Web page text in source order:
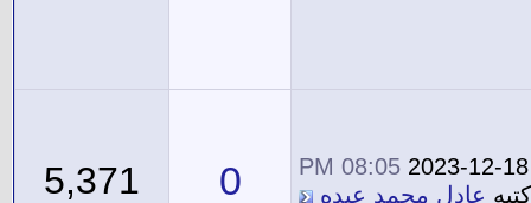
2023-12-18
08:05 PM
كتبه عادل محمد عبده 0
5,371